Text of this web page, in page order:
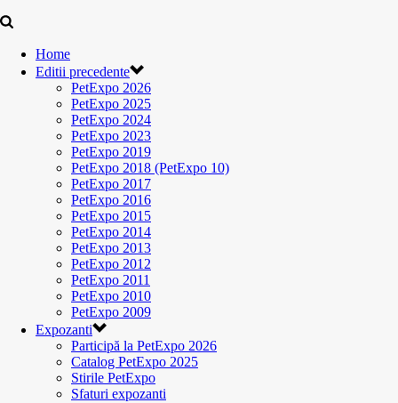
Home
Editii precedente
PetExpo 2026
PetExpo 2025
PetExpo 2024
PetExpo 2023
PetExpo 2019
PetExpo 2018 (PetExpo 10)
PetExpo 2017
PetExpo 2016
PetExpo 2015
PetExpo 2014
PetExpo 2013
PetExpo 2012
PetExpo 2011
PetExpo 2010
PetExpo 2009
Expozanti
Participă la PetExpo 2026
Catalog PetExpo 2025
Stirile PetExpo
Sfaturi expozanti